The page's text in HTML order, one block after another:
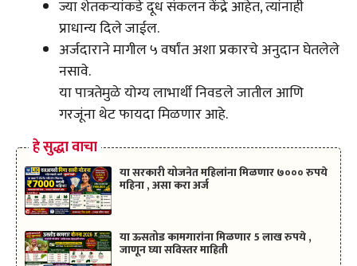
ज्या शेतकऱ्यांकडे दूध संकलन केंद्रे आहेत, त्यांनाही
प्राधान्य दिले जाईल.
अर्जदाराने मागील ५ वर्षांत अशा प्रकारचे अनुदान घेतलेले
नसावे.
या पात्रतेमुळे योग्य लाभार्थी निवडले जातील आणि
गरजूंना थेट फायदा मिळणार आहे.
हे सुद्धा वाचा
या सरकारी योजनेत महिलांना मिळणार ७००० रुपये
महिना , असा करा अर्ज
या ऊसतोड कामगारांना मिळणार 5 लाख रुपये ,
जाणून घ्या सविस्तर माहिती